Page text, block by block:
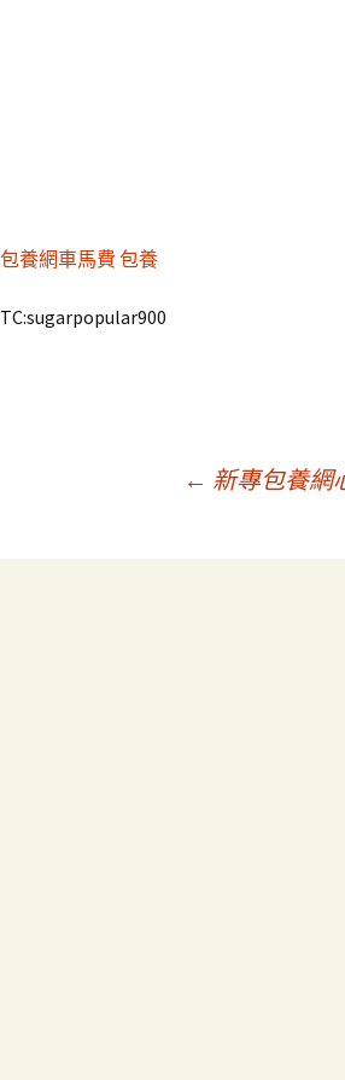
包養網車馬費 包養
TC:sugarpopular900
章
← 新專包養網